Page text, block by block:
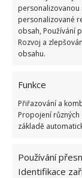
personalizovanou
personalizované
obsah, Používání
Rozvoj a
obsahu.
Funkce
Přiřazování a
Propojení různých
základě
Používání
Identifikace
Základní
nabídnout i
tepelnou
řešením
teploty a
k tomu, že